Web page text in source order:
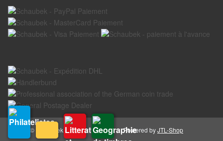
© Schaubek GmbH Powered byJTL-Shop